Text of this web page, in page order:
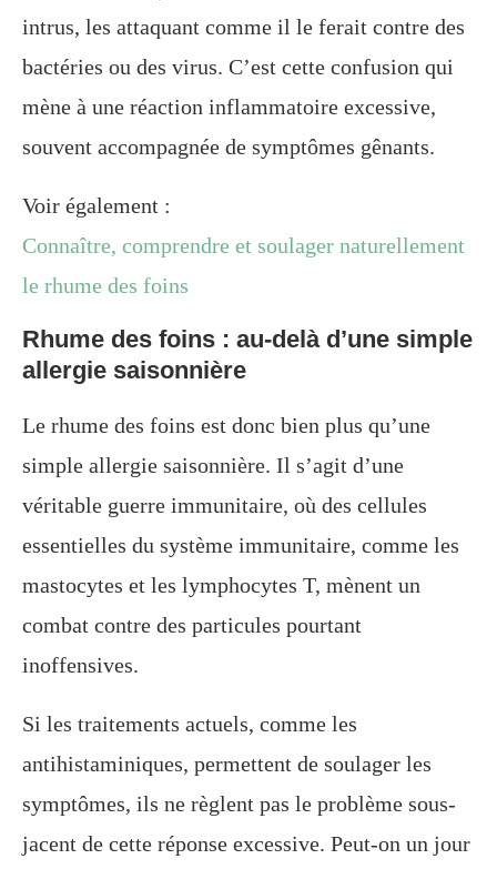
intrus, les attaquant comme il le ferait contre des
bactéries ou des virus. C’est cette confusion qui
mène à une réaction inflammatoire excessive,
souvent accompagnée de symptômes gênants.
Voir également :
Connaître, comprendre et soulager naturellement
le rhume des foins
Rhume des foins : au-delà d’une simple
allergie saisonnière
Le rhume des foins est donc bien plus qu’une
simple allergie saisonnière. Il s’agit d’une
véritable guerre immunitaire, où des cellules
essentielles du système immunitaire, comme les
mastocytes et les lymphocytes T, mènent un
combat contre des particules pourtant
inoffensives.
Si les traitements actuels, comme les
antihistaminiques, permettent de soulager les
symptômes, ils ne règlent pas le problème sous-
jacent de cette réponse excessive. Peut-on un jour